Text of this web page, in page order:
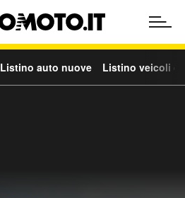
Listino auto nuove Listino veicoli